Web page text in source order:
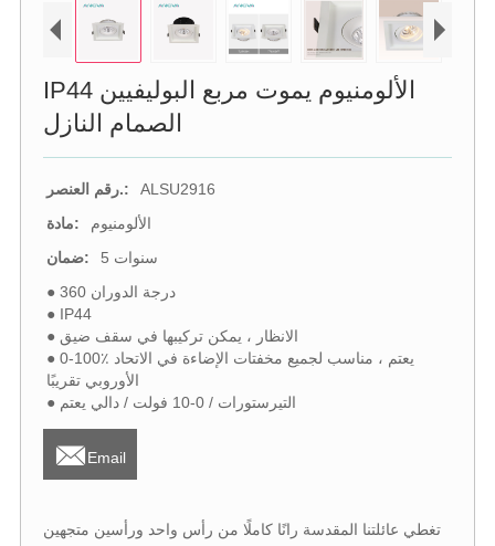
IP44 الألومنيوم يموت مربع البوليفيين
الصمام النازل
رقم العنصر.:
ALSU2916
مادة:
الألومنيوم
ضمان:
5 سنوات
● 360 درجة الدوران
● IP44
● الانظار ، يمكن تركيبها في سقف ضيق
● 0-100٪ يعتم ، مناسب لجميع مخفتات الإضاءة في الاتحاد
الأوروبي تقريبًا
● التيرستورات / 0-10 فولت / دالي يعتم
Email
تغطي عائلتنا المقدسة رانًا كاملًا من رأس واحد ورأسين متجهين